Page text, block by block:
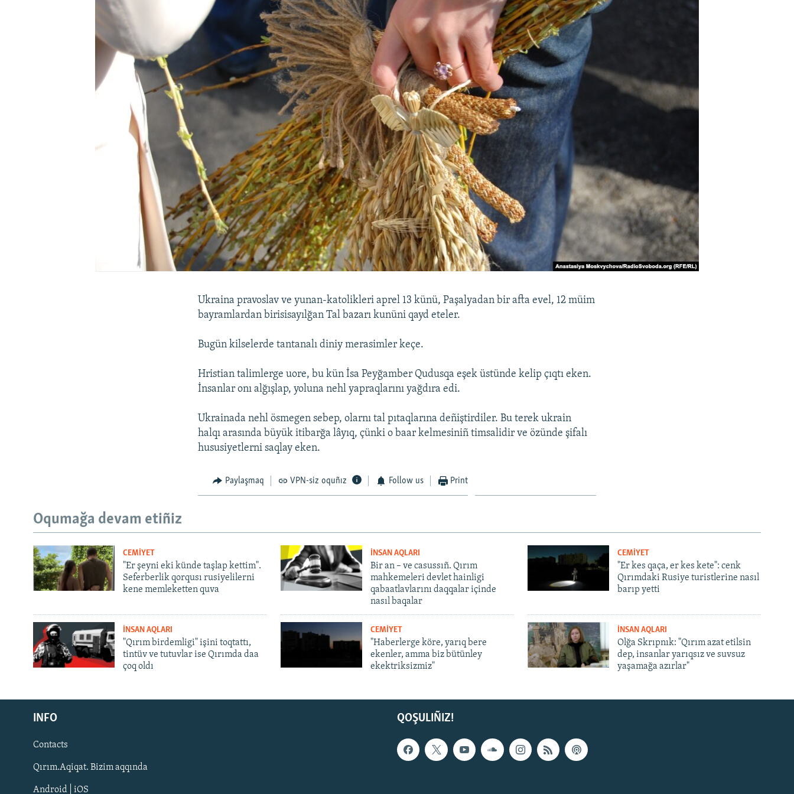
Русский
Українською
QOŞULIÑIZ!
Ukraina pravoslav ve yunan-katolikleri aprel 13 künü, Paşalyadan bir afta evel, 12 müim
bayramlardan birisisayılğan Tal bazarı kunüni qayd eteler.
Bugün kilselerde tantanalı diniy merasimler keçe.
Hristian talimlerge uore, bu kün İsa Peyğamber Qudusqa eşek üstünde kelip çıqtı eken.
İnsanlar onı alğışlap, yoluna nehl yapraqlarını yağdıra edi.
Ukrainada nehl ösmegen sebep, olarnı tal pıtaqlarına deñiştirdiler. Bu terek ukrain
halqı arasında büyük itibarğa lâyıq, çünki o baar kelmesiniñ timsalidir ve özünde şifalı
hususiyetlerni saqlay eken.
Paylaşmaq VPN-siz oquñız Follow us Print
Oqumağa devam etiñiz
CEMİYET
"Er şeyni eki künde taşlap kettim".
Seferberlik qorqusı rusiyelilerni
kene memleketten quva
İNSAN AQLARI
Bir an – ve casussıñ. Qırım
mahkemeleri devlet hainligi
qabaatlavlarını daqqalar içinde
nasıl baqalar
CEMİYET
"Er kes qaça, er kes kete": cenk
Qırımdaki Rusiye turistlerine nasıl
barıp yetti
İNSAN AQLARI
"Qırım birdemligi" işini toqtattı,
tintüv ve tutuvlar ise Qırımda daa
çoq oldı
CEMİYET
"Haberlerge köre, yarıq bere
ekenler, amma biz bütünley
ekektriksizmiz"
İNSAN AQLARI
Olğa Skrıpnık: "Qırım azat etilsin
dep, insanlar yarıqsız ve suvsuz
yaşamağa azırlar"
QOŞULIÑIZ!
INFO
Contacts
Qırım.Aqiqat. Bizim aqqında
Android | iOS